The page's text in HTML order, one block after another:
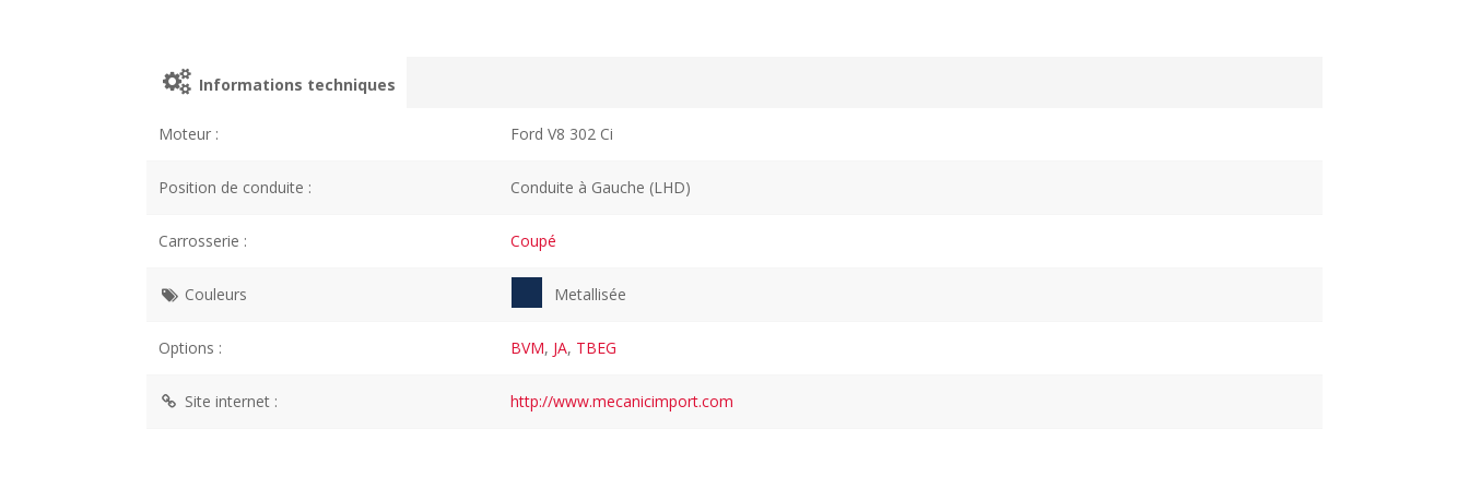
Informations techniques
Moteur : Ford V8 302 Ci
Position de conduite : Conduite à Gauche (LHD)
Carrosserie : Coupé
Couleurs Metallisée
Options : BVM, JA, TBEG
Site internet : http://www.mecanicimport.com